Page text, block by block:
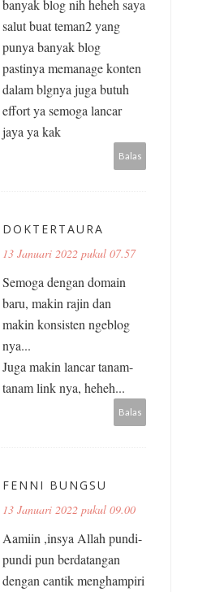
banyak blog nih heheh saya
salut buat teman2 yang
punya banyak blog
pastinya memanage konten
dalam blgnya juga butuh
effort ya semoga lancar
jaya ya kak
Balas
DOKTERTAURA
13 Januari 2022 pukul 07.57
Semoga dengan domain
baru, makin rajin dan
makin konsisten ngeblog
nya...
Juga makin lancar tanam-
tanam link nya, heheh...
Balas
FENNI BUNGSU
13 Januari 2022 pukul 09.00
Aamiin ,insya Allah pundi-
pundi pun berdatangan
dengan cantik menghampiri